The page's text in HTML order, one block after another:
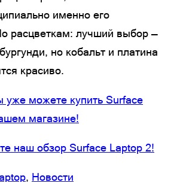
именно его
расцветкам: лучший выбор —
но кобальт и платина
красиво.
уже можете купить Surface
магазине!
наш обзор Surface Laptop 2!
, Новости